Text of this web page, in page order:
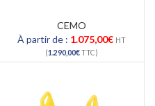
CEMO
À partir de : 1.075,00€ HT
(1.290,00€TTC)